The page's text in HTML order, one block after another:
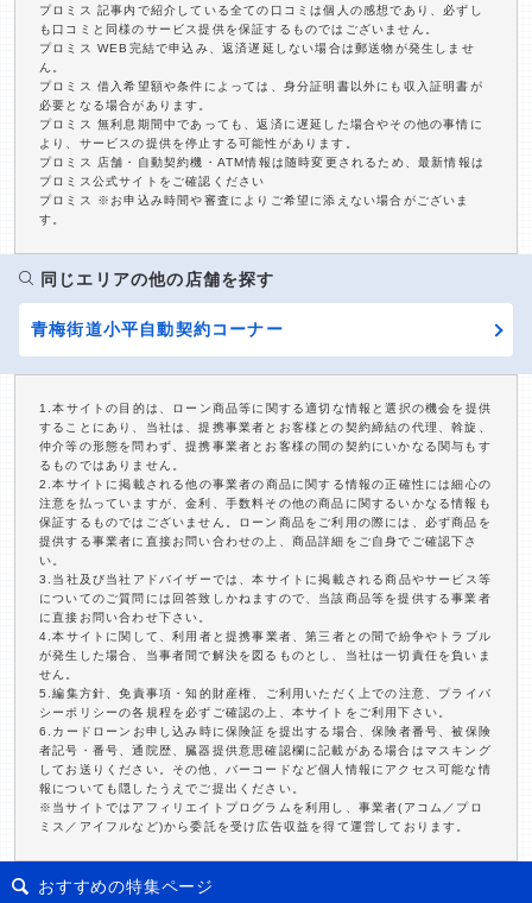
プロミス 記事内で紹介している全ての口コミは個人の感想であり、必ずし
も口コミと同様のサービス提供を保証するものではございません。
プロミス WEB完結で申込み、返済遅延しない場合は郵送物が発生しませ
ん。
プロミス 借入希望額や条件によっては、身分証明書以外にも収入証明書が
必要となる場合があります。
プロミス 無利息期間中であっても、返済に遅延した場合やその他の事情に
より、サービスの提供を停止する可能性があります。
プロミス 店舗・自動契約機・ATM情報は随時変更されるため、最新情報は
プロミス公式サイトをご確認ください
プロミス ※お申込み時間や審査によりご希望に添えない場合がございま
す。
同じエリアの他の店舗を探す
青梅街道小平自動契約コーナー
1.本サイトの目的は、ローン商品等に関する適切な情報と選択の機会を提供
することにあり、当社は、提携事業者とお客様との契約締結の代理、斡旋、
仲介等の形態を問わず、提携事業者とお客様の間の契約にいかなる関与もす
るものではありません。
2.本サイトに掲載される他の事業者の商品に関する情報の正確性には細心の
注意を払っていますが、金利、手数料その他の商品に関するいかなる情報も
保証するものではございません。ローン商品をご利用の際には、必ず商品を
提供する事業者に直接お問い合わせの上、商品詳細をご自身でご確認下さ
い。
3.当社及び当社アドバイザーでは、本サイトに掲載される商品やサービス等
についてのご質問には回答致しかねますので、当該商品等を提供する事業者
に直接お問い合わせ下さい。
4.本サイトに関して、利用者と提携事業者、第三者との間で紛争やトラブル
が発生した場合、当事者間で解決を図るものとし、当社は一切責任を負いま
せん。
5.編集方針、免責事項・知的財産権、ご利用いただく上での注意、プライバ
シーポリシーの各規程を必ずご確認の上、本サイトをご利用下さい。
6.カードローンお申し込み時に保険証を提出する場合、保険者番号、被保険
者記号・番号、通院歴、臓器提供意思確認欄に記載がある場合はマスキング
してお送りください。その他、バーコードなど個人情報にアクセス可能な情
報についても隠したうえでご提出ください。
※当サイトではアフィリエイトプログラムを利用し、事業者(アコム／プロ
ミス／アイフルなど)から委託を受け広告収益を得て運営しております。
おすすめの特集ページ